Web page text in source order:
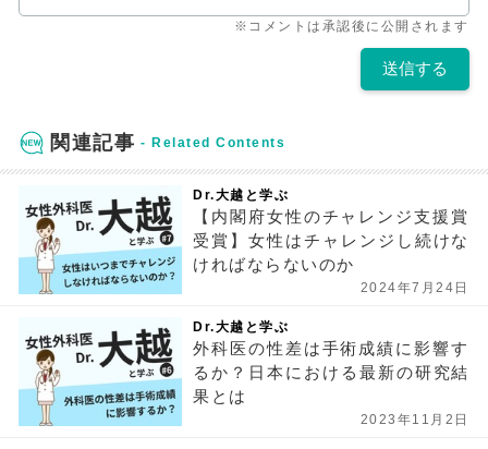
※コメントは承認後に公開されます
関連記事
Dr.大越と学ぶ
【内閣府女性のチャレンジ支援賞
受賞】女性はチャレンジし続けな
ければならないのか
2024年7月24日
Dr.大越と学ぶ
外科医の性差は手術成績に影響す
るか？日本における最新の研究結
果とは
2023年11月2日